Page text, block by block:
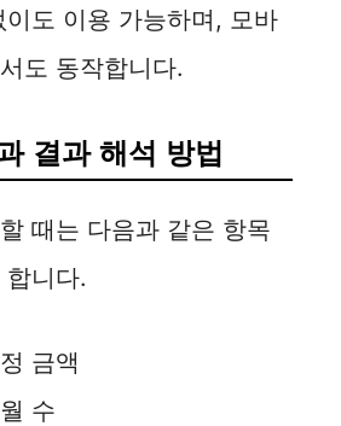
이도 이용 가능하며, 모바
도 동작합니다.
결과 해석 방법
때는 다음과 같은 항목
니다.
금액
수